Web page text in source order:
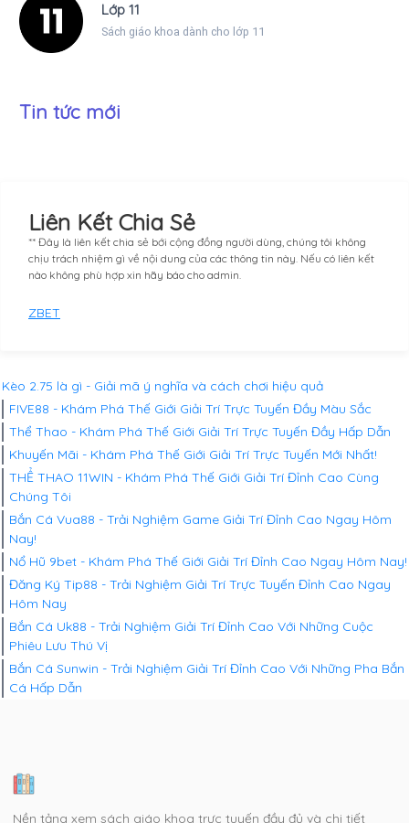
Lớp 11
Sách giáo khoa dành cho lớp 11
Tin tức mới
Liên Kết Chia Sẻ
** Đây là liên kết chia sẻ bới cộng đồng người dùng, chúng tôi không
chịu trách nhiệm gì về nội dung của các thông tin này. Nếu có liên kết
nào không phù hợp xin hãy báo cho admin.
ZBET
Kèo 2.75 là gì - Giải mã ý nghĩa và cách chơi hiệu quả
FIVE88 - Khám Phá Thế Giới Giải Trí Trực Tuyến Đầy Màu Sắc
Thể Thao - Khám Phá Thế Giới Giải Trí Trực Tuyến Đầy Hấp Dẫn
Khuyến Mãi - Khám Phá Thế Giới Giải Trí Trực Tuyến Mới Nhất!
THỂ THAO 11WIN - Khám Phá Thế Giới Giải Trí Đỉnh Cao Cùng
Chúng Tôi
Bắn Cá Vua88 - Trải Nghiệm Game Giải Trí Đỉnh Cao Ngay Hôm
Nay!
Nổ Hũ 9bet - Khám Phá Thế Giới Giải Trí Đỉnh Cao Ngay Hôm Nay!
Đăng Ký Tip88 - Trải Nghiệm Giải Trí Trực Tuyến Đỉnh Cao Ngay
Hôm Nay
Bắn Cá Uk88 - Trải Nghiệm Giải Trí Đỉnh Cao Với Những Cuộc
Phiêu Lưu Thú Vị
Bắn Cá Sunwin - Trải Nghiệm Giải Trí Đỉnh Cao Với Những Pha Bắn
Cá Hấp Dẫn
Nền tảng xem sách giáo khoa trực tuyến đầy đủ và chi tiết